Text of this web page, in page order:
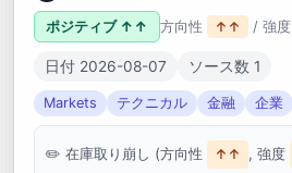
ポジティブ ↑↑ 方向性 ↑↑ / 強度
日付 2026-08-07 ソース数 1
Markets テクニカル 金融 企業
在庫取り崩し (方向性 ↑↑ , 強度